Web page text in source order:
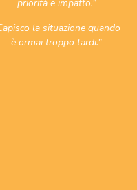
priorità e impatto.”
la situazione quando
è ormai troppo tardi.”